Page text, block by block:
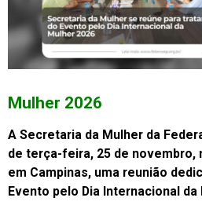
Mulher 2026
A Secretaria da Mulher da
de terça-feira, 25 de novembro,
em Campinas, uma reunião
Evento pelo Dia Internacional da